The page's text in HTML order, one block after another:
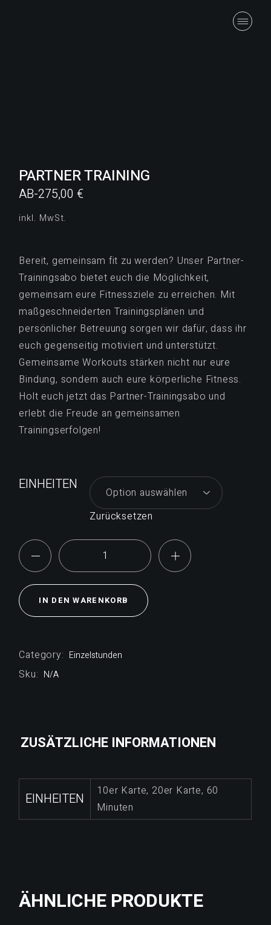
PARTNER TRAINING
AB-275,00 €
inkl. MwSt.
Bereit, gemeinsam fit zu werden? Unser Partner-
Trainingsabo bietet euch die Möglichkeit,
gemeinsam eure Fitnessziele zu erreichen. Mit
maßgeschneiderten Trainingsplänen und
persönlicher Betreuung sorgen wir dafür, dass ihr
euch gegenseitig motiviert und unterstützt.
Gemeinsame Workouts stärken nicht nur eure
Bindung, sondern auch eure körperliche Fitness.
Holt euch jetzt das Partner-Trainingsabo und
erlebt die Freude an gemeinsamen
Trainingserfolgen!
EINHEITEN
Zurücksetzen
Partner Training quantity
IN DEN WARENKORB
Category: Einzelstunden
Sku: N/A
ZUSÄTZLICHE INFORMATIONEN
EINHEITEN
10er Karte, 20er Karte, 60
Minuten
ÄHNLICHE PRODUKTE